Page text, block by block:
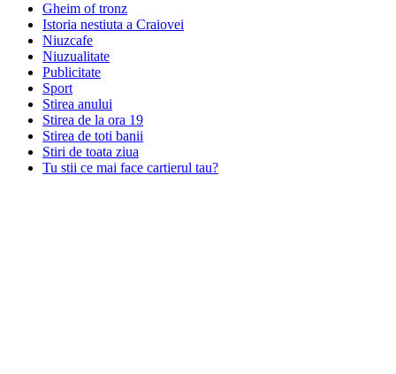
Gheim of tronz
Istoria nestiuta a Craiovei
Niuzcafe
Niuzualitate
Publicitate
Sport
Stirea anului
Stirea de la ora 19
Stirea de toti banii
Stiri de toata ziua
Tu stii ce mai face cartierul tau?